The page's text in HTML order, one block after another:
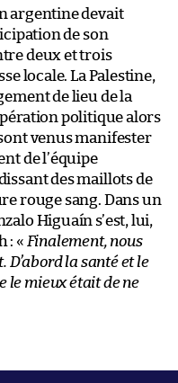
argentine devait
de son
deux et trois
locale. La Palestine,
de lieu de la
politique alors
venus manifester
de l’équipe
des maillots de
rouge sang. Dans un
Higuaín s’est, lui,
: « Finalement, nous
D’abord la santé et le
le mieux était de ne